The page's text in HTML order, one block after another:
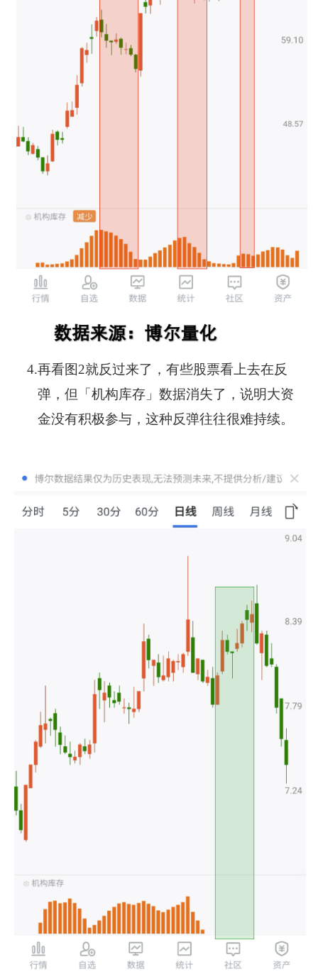
4.再看图2就反过来了，有些股票看上去在反
弹，但「机构库存」数据消失了，说明大资
金没有积极参与，这种反弹往往很难持续。